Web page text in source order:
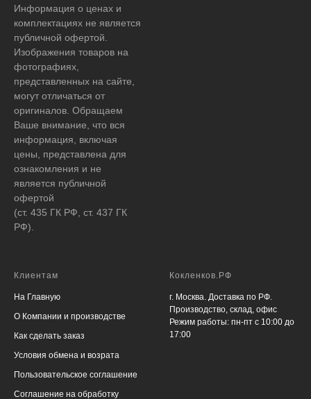
Информация о ценах и
комплектациях не является
публичной офертой.
Изображения товаров на
фотографиях,
представленных на сайте,
могут отличаться от
оригиналов. Обращаем
Ваше внимание, что вся
информация, включая
цены, представлена для
ознакомления и не
является публичной
офертой
(ст. 435 ГК РФ, ст. 437 ГК
РФ).
Клиентам
На Главную
О Компании и производстве
Как сделать заказ
Условия обмена и возрата
Пользовательское соглашение
Соглашение на обработку
Кокленков.РФ
г. Москва. Доставка по РФ.
Производство, склад, офис
Режим работы: пн-пт с 10:00 до
17:00